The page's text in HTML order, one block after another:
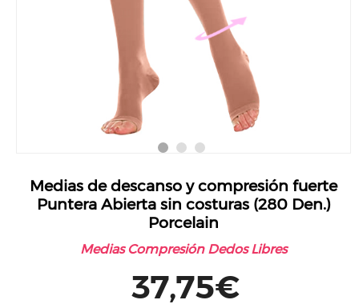
Medias de descanso y compresión fuerte
Puntera Abierta sin costuras (280 Den.)
Porcelain
Medias Compresión Dedos Libres
37,75€